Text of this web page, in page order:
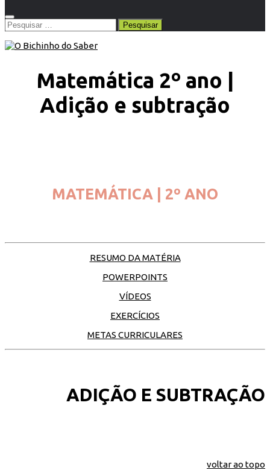
Pesquisar
por:
Matemática 2º ano |
Adição e subtração
MATEMÁTICA | 2º ANO
RESUMO DA MATÉRIA
POWERPOINTS
VÍDEOS
EXERCÍCIOS
METAS CURRICULARES
ADIÇÃO E SUBTRAÇÃO
voltar ao topo